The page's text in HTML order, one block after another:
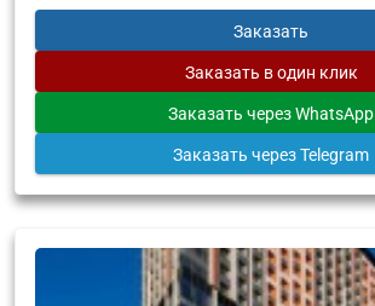
Заказать
Заказать в один клик
Заказать через WhatsApp
Заказать через Telegram